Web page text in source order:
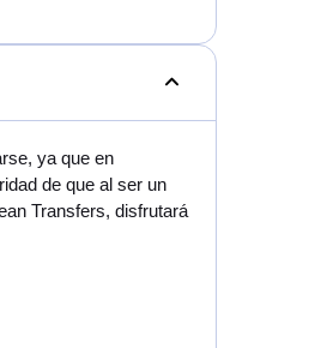
ya que en
de que al ser un
Transfers, disfrutará